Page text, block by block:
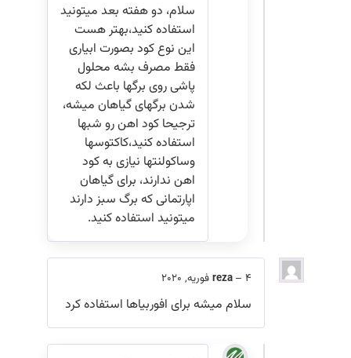
سلام، دو هفته بعد میتونید
استفاده کنید،بهتر هست
این نوع کود بصورت ابیاری
فقط مصرف بشه محلول
پاشی روی برگها باعث لکه
شدن برگهای گیاهان میشه،
ترجیحا کود اهن رو شبها
استفاده کنید،کاکتوسها
وساکولنتها نیازی به کود
اهن ندارند، برای گیاهان
اپارتمانی که برگ سبز دارند
میتونید استفاده کنید.
reza
سلام میشه برای افوربیاها استفاده کرد